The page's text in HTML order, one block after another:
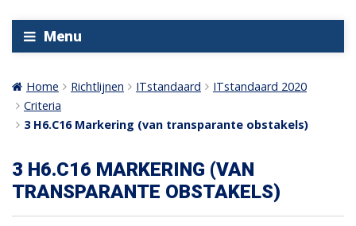
Menu
Home Richtlijnen ITstandaard
ITstandaard 2020
Criteria
3 H6.C16 Markering (van transparante obstakels)
3 H6.C16 MARKERING (VAN
TRANSPARANTE OBSTAKELS)